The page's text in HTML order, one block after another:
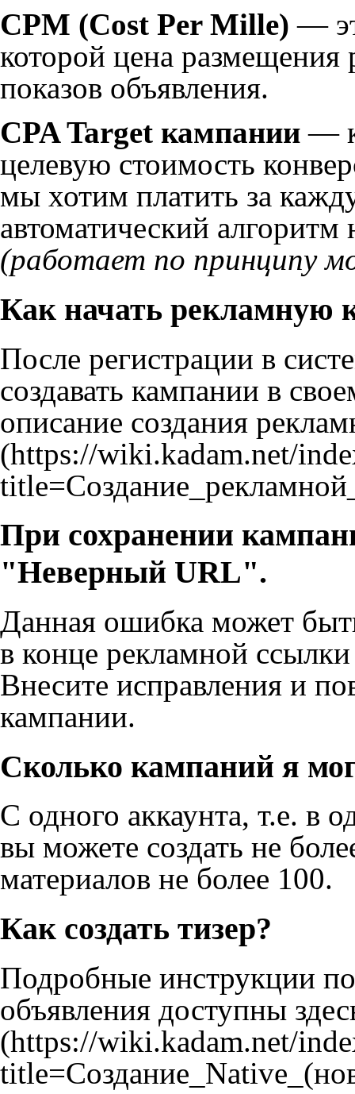
CPM (Cost Per Mille) —
которой цена размещения
показов объявления.
CPA Target кампании —
целевую стоимость
мы хотим платить за
автоматический алгоритм
(работает по принципу
Как начать рекламную
После регистрации в
создавать кампании в
описание создания
При сохранении
"Неверный URL".
Данная ошибка может
в конце рекламной
Внесите исправления и
кампании.
Сколько кампаний я
С одного аккаунта, т.е. в
вы можете создать не
материалов не более 100.
Как создать тизер?
Подробные инструкции
объявления доступны